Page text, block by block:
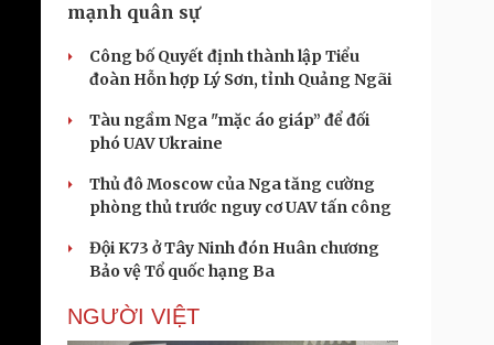
Cửa sổ tình yêu
Kể chuyện cho bé
Hạt giống tâm hồn
mạnh quân sự
Công bố Quyết định thành lập Tiểu
đoàn Hỗn hợp Lý Sơn, tỉnh Quảng Ngãi
Tàu ngầm Nga "mặc áo giáp” để đối
phó UAV Ukraine
Thủ đô Moscow của Nga tăng cường
phòng thủ trước nguy cơ UAV tấn công
Đội K73 ở Tây Ninh đón Huân chương
Bảo vệ Tổ quốc hạng Ba
NGƯỜI VIỆT